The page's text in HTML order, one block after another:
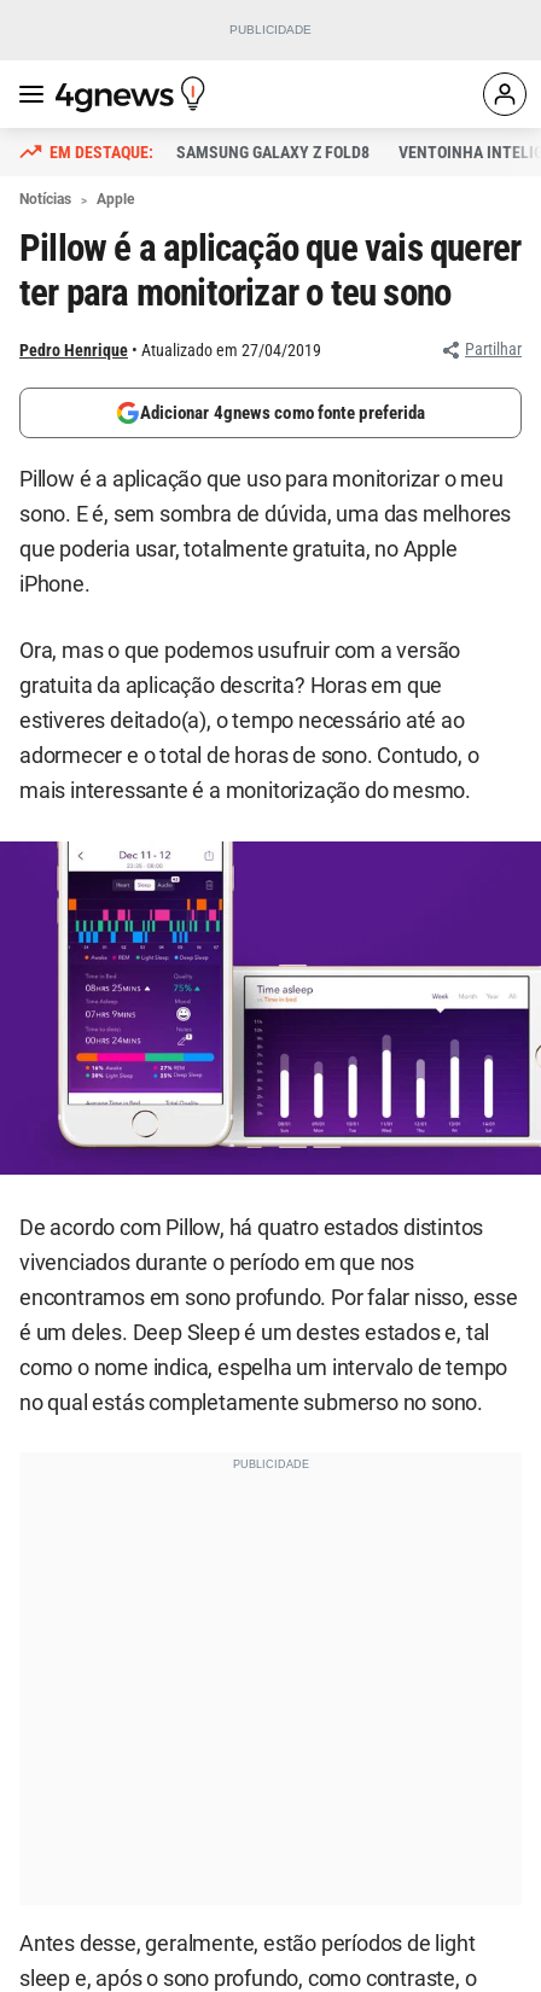
SAMSUNG GALAXY Z FOLD8 VENTOINHA
Notícias Apple
Pillow é a aplicação que vais querer
ter para monitorizar o teu sono
Pedro Henrique Atualizado em 27/04/2019 Partilhar
Adicionar 4gnews como fonte preferida
Pillow é a aplicação que uso para monitorizar o meu
sono. E é, sem sombra de dúvida, uma das melhores
que poderia usar, totalmente gratuita, no Apple
iPhone.
Ora, mas o que podemos usufruir com a versão
gratuita da aplicação descrita? Horas em que
estiveres deitado(a), o tempo necessário até ao
adormecer e o total de horas de sono. Contudo, o
mais interessante é a monitorização do mesmo.
De acordo com Pillow, há quatro estados distintos
vivenciados durante o período em que nos
encontramos em sono profundo. Por falar nisso, esse
é um deles. Deep Sleep é um destes estados e, tal
como o nome indica, espelha um intervalo de tempo
no qual estás completamente submerso no sono.
Antes desse, geralmente, estão períodos de light
sleep e, após o sono profundo, como contraste, o